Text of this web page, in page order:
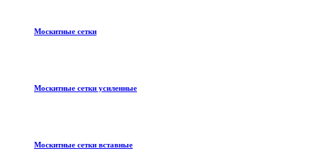
Москитные сетки
Москитные сетки усиленные
Москитные сетки вставные